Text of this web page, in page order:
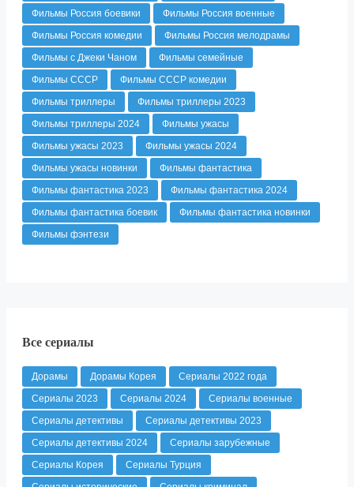
Фильмы Россия боевики
Фильмы Россия военные
Фильмы Россия комедии
Фильмы Россия мелодрамы
Фильмы с Джеки Чаном
Фильмы семейные
Фильмы СССР
Фильмы СССР комедии
Фильмы триллеры
Фильмы триллеры 2023
Фильмы триллеры 2024
Фильмы ужасы
Фильмы ужасы 2023
Фильмы ужасы 2024
Фильмы ужасы новинки
Фильмы фантастика
Фильмы фантастика 2023
Фильмы фантастика 2024
Фильмы фантастика боевик
Фильмы фантастика новинки
Фильмы фэнтези
Все сериалы
Дорамы Дорамы Корея
Сериалы 2022 года
Сериалы 2023
Сериалы 2024
Сериалы военные
Сериалы детективы
Сериалы детективы 2023
Сериалы детективы 2024
Сериалы зарубежные
Сериалы Корея
Сериалы Турция